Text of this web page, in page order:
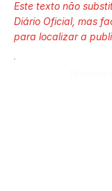
Este texto não
Diário Oficial, mas
para localizar a